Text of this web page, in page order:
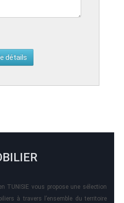
TUNISIE vous propose une sélection
à travers l’ensemble du territoire